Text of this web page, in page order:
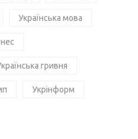
Українська мова
гривня
Укрінформ